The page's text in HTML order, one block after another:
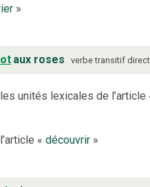
»
aux roses verbe transitif direct
unités lexicales de l’article
« découvrir»